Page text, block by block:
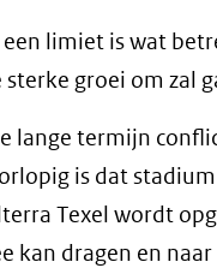
een limiet is wat
groei om zal
lange termijn
is dat
Texel wordt
kan dragen en